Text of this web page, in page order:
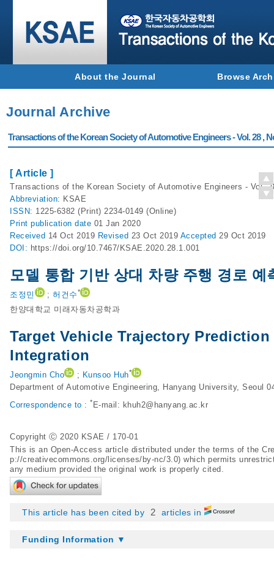
About the Journal Browse
Journal Archive
Transactions of the Korean Society of Automotive Engineers - Vol. 28 ,
[ Article ]
Transactions of the Korean Society of Automotive Engineers - Vol.
Abbreviation: KSAE
ISSN: 1225-6382 (Print) 2234-0149 (Online)
Print publication date 01 Jan 2020
Received 14 Oct 2019 Revised 23 Oct 2019 Accepted 29 Oct 2019
DOI: https://doi.org/10.7467/KSAE.2020.28.1.001
모델 통합 기반 상대 차량 주행 경로 예
조정민 ; 허건수*
한양대학교 미래자동차공학과
Target Vehicle Trajectory
Integration
Jeongmin Cho ; Kunsoo Huh*
Department of Automotive Engineering, Hanyang University, Seoul
Correspondence to : * E-mail: khuh2@hanyang.ac.kr
Copyright Ⓒ 2020 KSAE / 170-01
This is an Open-Access article distributed under the terms of the
p://creativecommons.org/licenses/by-nc/3.0) which permits
any medium provided the original work is properly cited.
This article has been cited by 2 articles in
Funding Information ▼